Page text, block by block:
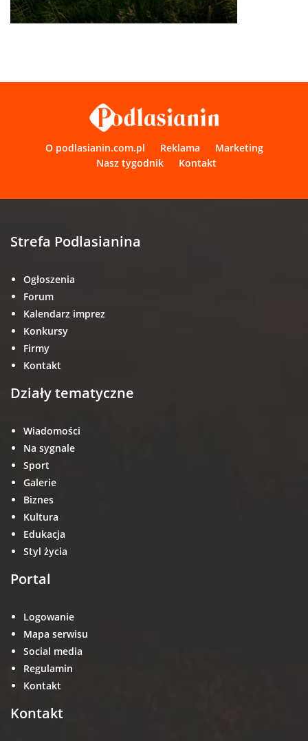
O podlasianin.com.pl Reklama
Marketing
Nasz tygodnik
Kontakt
Strefa Podlasianina
Ogłoszenia
Forum
Kalendarz imprez
Konkursy
Firmy
Kontakt
Działy tematyczne
Wiadomości
Na sygnale
Sport
Galerie
Biznes
Kultura
Edukacja
Styl życia
Portal
Logowanie
Mapa serwisu
Social media
Regulamin
Kontakt
Kontakt